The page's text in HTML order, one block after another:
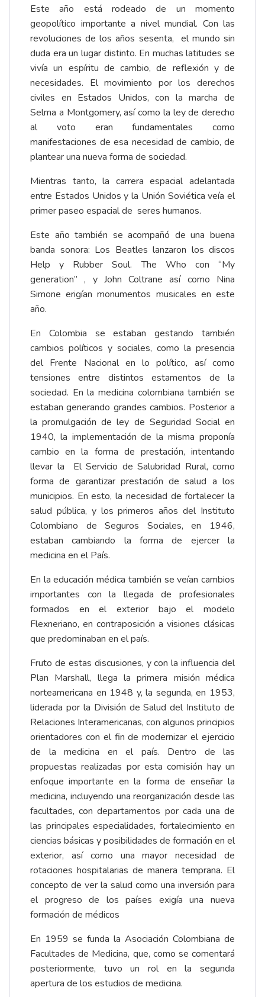
Este año está rodeado de un momento
geopolítico importante a nivel mundial. Con las
revoluciones de los años sesenta, el mundo sin
duda era un lugar distinto. En muchas latitudes se
vivía un espíritu de cambio, de reflexión y de
necesidades. El movimiento por los derechos
civiles en Estados Unidos, con la marcha de
Selma a Montgomery, así como la ley de derecho
al voto eran fundamentales como
manifestaciones de esa necesidad de cambio, de
plantear una nueva forma de sociedad.
Mientras tanto, la carrera espacial adelantada
entre Estados Unidos y la Unión Soviética veía el
primer paseo espacial de seres humanos.
Este año también se acompañó de una buena
banda sonora: Los Beatles lanzaron los discos
Help y Rubber Soul. The Who con “My
generation” , y John Coltrane así como Nina
Simone erigían monumentos musicales en este
año.
En Colombia se estaban gestando también
cambios políticos y sociales, como la presencia
del Frente Nacional en lo político, así como
tensiones entre distintos estamentos de la
sociedad. En la medicina colombiana también se
estaban generando grandes cambios. Posterior a
la promulgación de ley de Seguridad Social en
1940, la implementación de la misma proponía
cambio en la forma de prestación, intentando
llevar la El Servicio de Salubridad Rural, como
forma de garantizar prestación de salud a los
municipios. En esto, la necesidad de fortalecer la
salud pública, y los primeros años del Instituto
Colombiano de Seguros Sociales, en 1946,
estaban cambiando la forma de ejercer la
medicina en el País.
En la educación médica también se veían cambios
importantes con la llegada de profesionales
formados en el exterior bajo el modelo
Flexneriano, en contraposición a visiones clásicas
que predominaban en el país.
Fruto de estas discusiones, y con la influencia del
Plan Marshall, llega la primera misión médica
norteamericana en 1948 y, la segunda, en 1953,
liderada por la División de Salud del Instituto de
Relaciones Interamericanas, con algunos principios
orientadores con el fin de modernizar el ejercicio
de la medicina en el país. Dentro de las
propuestas realizadas por esta comisión hay un
enfoque importante en la forma de enseñar la
medicina, incluyendo una reorganización desde las
facultades, con departamentos por cada una de
las principales especialidades, fortalecimiento en
ciencias básicas y posibilidades de formación en el
exterior, así como una mayor necesidad de
rotaciones hospitalarias de manera temprana. El
concepto de ver la salud como una inversión para
el progreso de los países exigía una nueva
formación de médicos
En 1959 se funda la Asociación Colombiana de
Facultades de Medicina, que, como se comentará
posteriormente, tuvo un rol en la segunda
apertura de los estudios de medicina.